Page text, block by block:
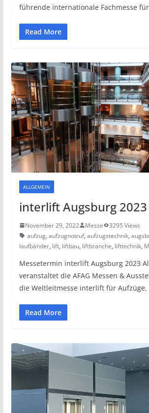
führende internationale Fachmesse für
Read More
ALLGEMEIN
interlift Augsburg 2023
November 29, 2022 Messe
3295 Views
aufzug, aufzugnotruf, aufzugstechnik,
laufbänder, lift, liftbau, liftbranche, lifttechnik,
Messetermin interlift Augsburg 2023
veranstaltet die AFAG Messen &
die Weltleitmesse interlift für Aufzüge,
Read More